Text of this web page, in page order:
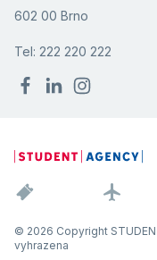
602 00 Brno
Tel: 222 220 222
© 2026 Copyright
vyhrazena